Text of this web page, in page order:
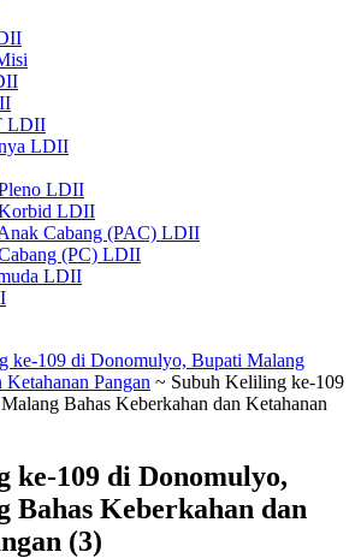
LDII
LDII
LDII
LDII
Cabang (PAC) LDII
(PC) LDII
LDII
ke-109 di Donomulyo, Bupati Malang
Pangan ~ Subuh Keliling ke-109
Bahas Keberkahan dan Ketahanan
ke-109 di Donomulyo,
Bahas Keberkahan dan
(3)